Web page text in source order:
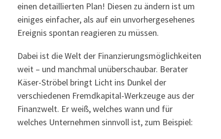
einen detaillierten Plan! Diesen zu ändern ist um
einiges einfacher, als auf ein unvorhergesehenes
Ereignis spontan reagieren zu müssen.
Dabei ist die Welt der Finanzierungsmöglichkeiten
weit – und manchmal unüberschaubar. Berater
Käser-Ströbel bringt Licht ins Dunkel der
verschiedenen Fremdkapital-Werkzeuge aus der
Finanzwelt. Er weiß, welches wann und für
welches Unternehmen sinnvoll ist, zum Beispiel: